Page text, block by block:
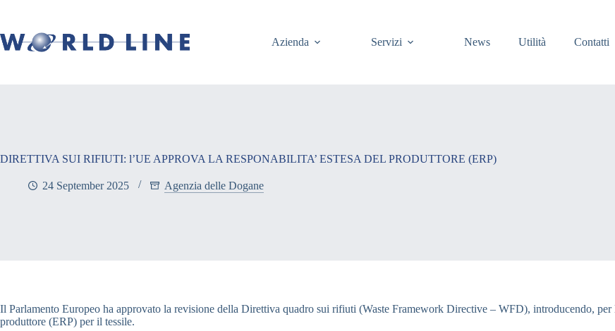
Azienda Servizi News Utilità Contatti
DIRETTIVA SUI RIFIUTI: l’UE APPROVA LA RESPONABILITA’ ESTESA DEL PRODUTTORE (ERP)
24 September 2025 Agenzia delle Dogane
Il Parlamento Europeo ha approvato la revisione della Direttiva quadro sui rifiuti (Waste Framework Directive – WFD), introducendo,
produttore (ERP) per il tessile.